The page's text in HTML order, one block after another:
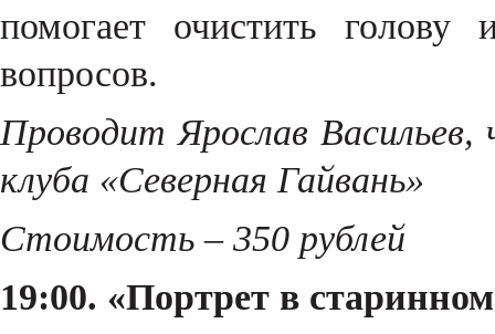
помогает очистить
вопросов.
Проводит Ярослав Васильев,
клуба «Северная Гайвань»
Стоимость – 350 рублей
19:00. «Портрет в